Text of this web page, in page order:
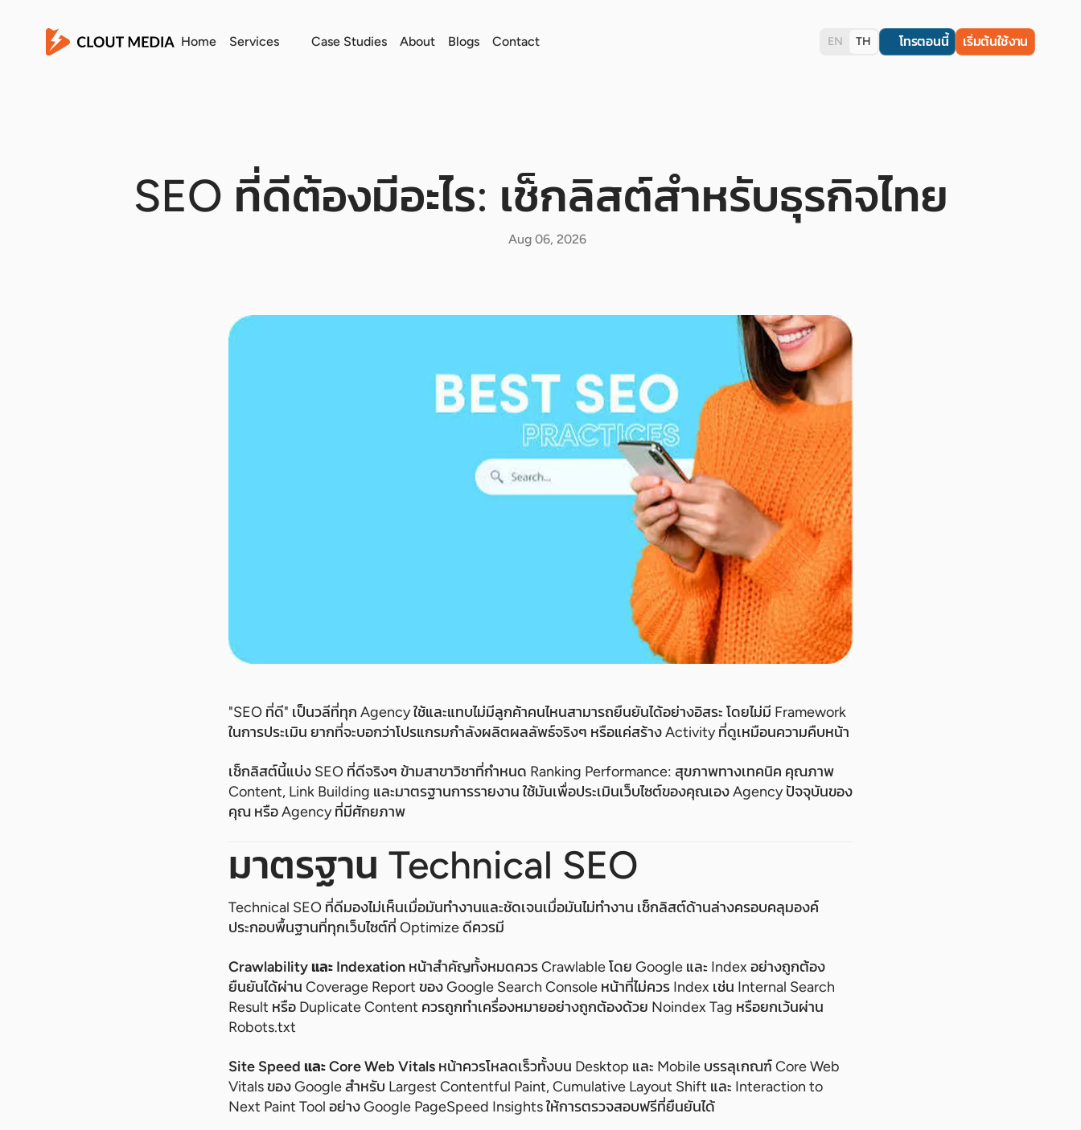
Home Services Case Studies About Blogs Contact EN TH โทรตอนนี้ เริ่มต้นใช้งาน
SEO ที่ดีต้องมีอะไร: เช็กลิสต์สำหรับธุรกิจไทย
Aug 06, 2026
"SEO ที่ดี" เป็นวลีที่ทุก Agency ใช้และแทบไม่มีลูกค้าคนไหนสามารถยืนยันได้อย่างอิสระ โดยไม่มี Framework
ในการประเมิน ยากที่จะบอกว่าโปรแกรมกำลังผลิตผลลัพธ์จริงๆ หรือแค่สร้าง Activity ที่ดูเหมือนความคืบหน้า
เช็กลิสต์นี้แบ่ง SEO ที่ดีจริงๆ ข้ามสาขาวิชาที่กำหนด Ranking Performance: สุขภาพทางเทคนิค คุณภาพ
Content, Link Building และมาตรฐานการรายงาน ใช้มันเพื่อประเมินเว็บไซต์ของคุณเอง Agency ปัจจุบันของ
คุณ หรือ Agency ที่มีศักยภาพ
มาตรฐาน Technical SEO
Technical SEO ที่ดีมองไม่เห็นเมื่อมันทำงานและชัดเจนเมื่อมันไม่ทำงาน เช็กลิสต์ด้านล่างครอบคลุมองค์
ประกอบพื้นฐานที่ทุกเว็บไซต์ที่ Optimize ดีควรมี
Crawlability และ Indexation หน้าสำคัญทั้งหมดควร Crawlable โดย Google และ Index อย่างถูกต้อง
ยืนยันได้ผ่าน Coverage Report ของ Google Search Console หน้าที่ไม่ควร Index เช่น Internal Search
Result หรือ Duplicate Content ควรถูกทำเครื่องหมายอย่างถูกต้องด้วย Noindex Tag หรือยกเว้นผ่าน
Robots.txt
Site Speed และ Core Web Vitals หน้าควรโหลดเร็วทั้งบน Desktop และ Mobile บรรลุเกณฑ์ Core Web
Vitals ของ Google สำหรับ Largest Contentful Paint, Cumulative Layout Shift และ Interaction to
Next Paint Tool อย่าง Google PageSpeed Insights ให้การตรวจสอบฟรีที่ยืนยันได้